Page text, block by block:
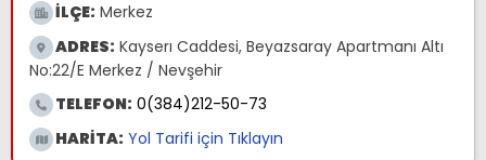
İLÇE: Merkez
ADRES: Kayserı Caddesi, Beyazsaray Apartmanı Altı
No:22/E Merkez / Nevşehir
TELEFON: 0(384)212-50-73
HARİTA: Yol Tarifi için Tıklayın